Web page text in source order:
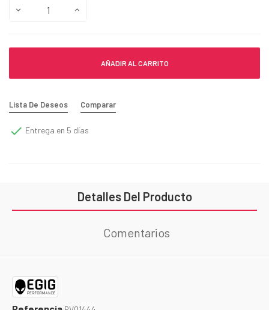
AÑADIR AL CARRITO
Lista De Deseos Comparar
 Entrega en 5 días
Detalles Del Producto
Comentarios